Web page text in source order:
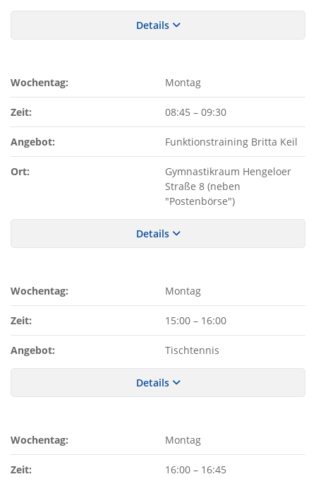
Details
Wochentag: Montag
Zeit: 08:45 – 09:30
Angebot: Funktionstraining Britta Keil
Ort:
Gymnastikraum Hengeloer
Straße 8 (neben
"Postenbörse")
Details
Wochentag: Montag
Zeit: 15:00 – 16:00
Angebot: Tischtennis
Details
Wochentag: Montag
Zeit: 16:00 – 16:45